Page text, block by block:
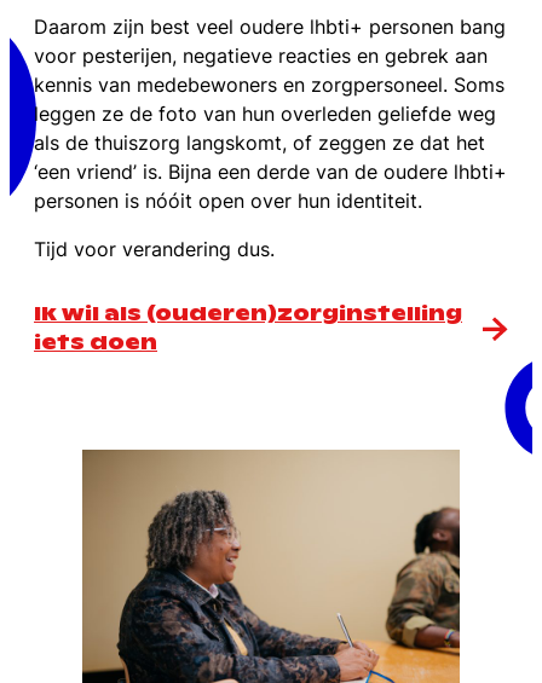
Daarom zijn best veel oudere lhbti+ personen bang
voor pesterijen, negatieve reacties en gebrek aan
kennis van medebewoners en zorgpersoneel. Soms
leggen ze de foto van hun overleden geliefde weg
als de thuiszorg langskomt, of zeggen ze dat het
‘een vriend’ is. Bijna een derde van de oudere lhbti+
personen is nóóit open over hun identiteit.
Tijd voor verandering dus.
Ik wil als (ouderen)zorginstelling
iets doen